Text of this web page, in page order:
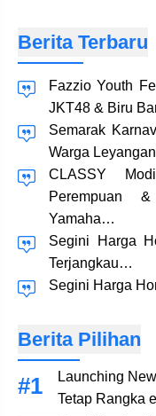
Berita Terbaru
Fazzio Youth
JKT48 & Biru
Semarak
Warga
CLASSY
Perempuan
Yamaha…
Segini Harga
Terjangkau…
Segini Harga
Berita Pilihan
Launching
Tetap Rangka